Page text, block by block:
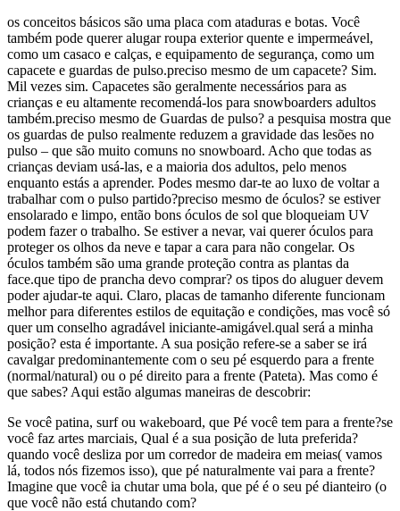
os conceitos básicos são uma placa com ataduras e botas. Você
também pode querer alugar roupa exterior quente e impermeável,
como um casaco e calças, e equipamento de segurança, como um
capacete e guardas de pulso.preciso mesmo de um capacete? Sim.
Mil vezes sim. Capacetes são geralmente necessários para as
crianças e eu altamente recomendá-los para snowboarders adultos
também.preciso mesmo de Guardas de pulso? a pesquisa mostra que
os guardas de pulso realmente reduzem a gravidade das lesões no
pulso – que são muito comuns no snowboard. Acho que todas as
crianças deviam usá-las, e a maioria dos adultos, pelo menos
enquanto estás a aprender. Podes mesmo dar-te ao luxo de voltar a
trabalhar com o pulso partido?preciso mesmo de óculos? se estiver
ensolarado e limpo, então bons óculos de sol que bloqueiam UV
podem fazer o trabalho. Se estiver a nevar, vai querer óculos para
proteger os olhos da neve e tapar a cara para não congelar. Os
óculos também são uma grande proteção contra as plantas da
face.que tipo de prancha devo comprar? os tipos do aluguer devem
poder ajudar-te aqui. Claro, placas de tamanho diferente funcionam
melhor para diferentes estilos de equitação e condições, mas você só
quer um conselho agradável iniciante-amigável.qual será a minha
posição? esta é importante. A sua posição refere-se a saber se irá
cavalgar predominantemente com o seu pé esquerdo para a frente
(normal/natural) ou o pé direito para a frente (Pateta). Mas como é
que sabes? Aqui estão algumas maneiras de descobrir:
Se você patina, surf ou wakeboard, que Pé você tem para a frente?se
você faz artes marciais, Qual é a sua posição de luta preferida?
quando você desliza por um corredor de madeira em meias( vamos
lá, todos nós fizemos isso), que pé naturalmente vai para a frente?
Imagine que você ia chutar uma bola, que pé é o seu pé dianteiro (o
que você não está chutando com?